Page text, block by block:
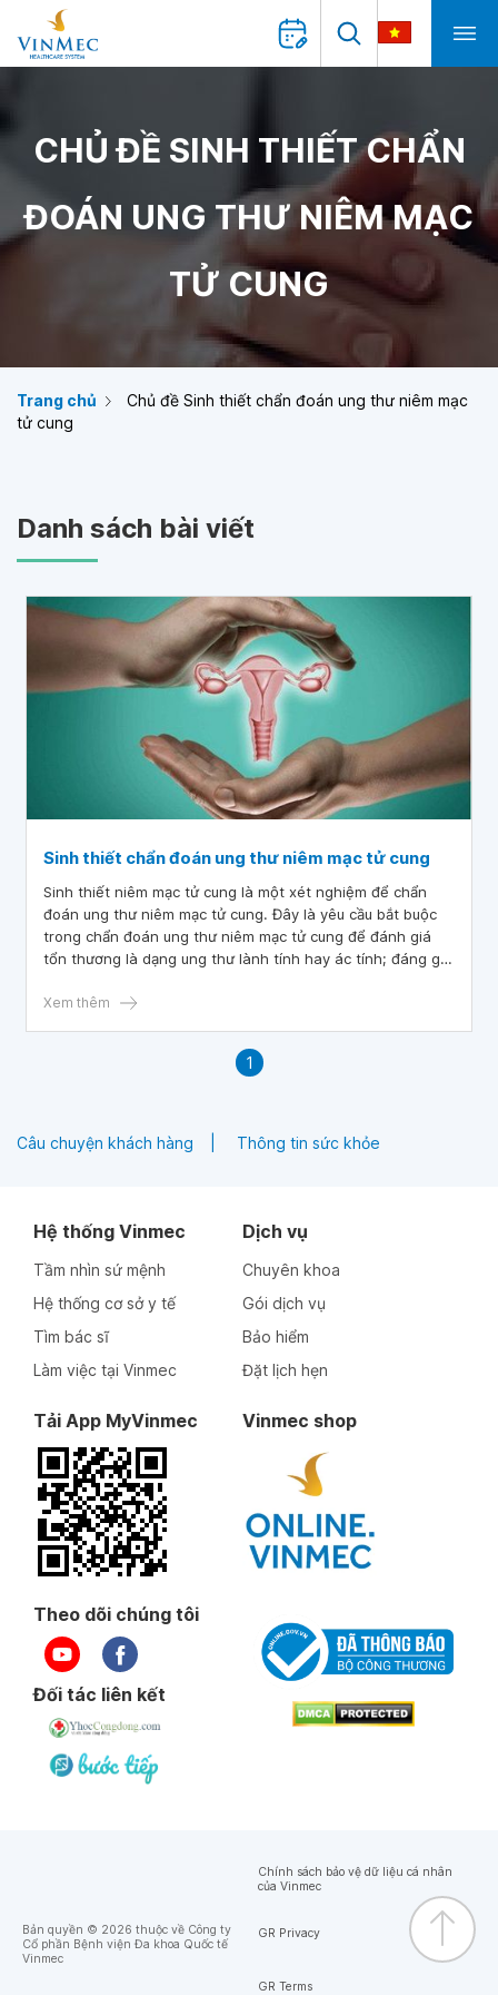
CHỦ ĐỀ SINH THIẾT CHẨN
ĐOÁN UNG THƯ NIÊM MẠC
TỬ CUNG
Trang chủ
Chủ đề Sinh thiết chẩn đoán ung thư niêm mạc
tử cung
Danh sách bài viết
Sinh thiết chẩn đoán ung thư niêm mạc tử cung
Sinh thiết niêm mạc tử cung là một xét nghiệm để chẩn
đoán ung thư niêm mạc tử cung. Đây là yêu cầu bắt buộc
trong chẩn đoán ung thư niêm mạc tử cung để đánh giá
tổn thương là dạng ung thư lành tính hay ác tính; đáng giá
mạc tử cung hay tại cổ tử cung.
Xem thêm
1
Câu chuyện khách hàng Thông tin sức khỏe
Hệ thống Vinmec
Tầm nhìn sứ mệnh
Hệ thống cơ sở y tế
Tìm bác sĩ
Làm việc tại Vinmec
Dịch vụ
Chuyên khoa
Gói dịch vụ
Bảo hiểm
Đặt lịch hẹn
Tải App MyVinmec Vinmec shop
Theo dõi chúng tôi
Đối tác liên kết
Bản quyền © 2026 thuộc về Công ty
Cổ phần Bệnh viện Đa khoa Quốc tế
Vinmec
Chính sách bảo vệ dữ liệu cá nhân
của Vinmec
GR Privacy
GR Terms